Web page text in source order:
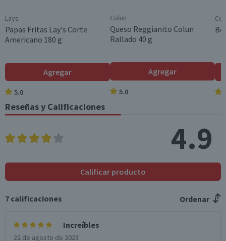
Grasas trans (g)
Colesterol (mg)
Hidratos de Carbon
o disponibles (g)
29,2 35
Azúcares totales
(g)
*Ingesta de referencia de un adulto promedio (8400 kj / 2000 kcal)
Lays
Papas Fritas Lay's Corte
Americano 180 g
Agregar
5.0
Colun
Queso Reggianito Colun
Rallado 40 g
Agregar
5.0
Reseñas y Calificaciones
4.9
Calificar producto
7 calificaciones Ordenar
Increíbles
22 de agosto de 2023